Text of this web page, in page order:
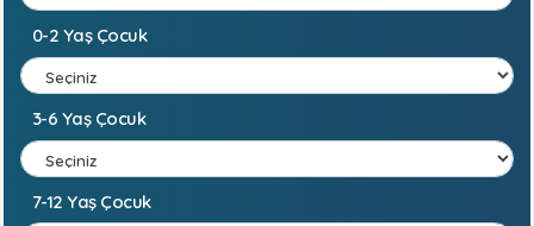
Bayrak Ödülüsahibi olanKızkalesi Plajı, denizin
ortasındaki Kızkalesi manzarasına karşı
yüzebileceğiniz keyifli bir kumsal. Mersin’in Erdemli
ilçesinde bulunan Kızkalesi Plajı’na yakın birçok butik
otel ve pansiyon bulunuyor. Kızkalesi pansiyonlarının
yanı sıra birçoğu
otellerinde geniş açık havuzlar ve aquaparklar da plaja
alternatif oluşturuyor.
0-2 Yaş Çocuk
3-6 Yaş Çocuk
7-12 Yaş Çocuk